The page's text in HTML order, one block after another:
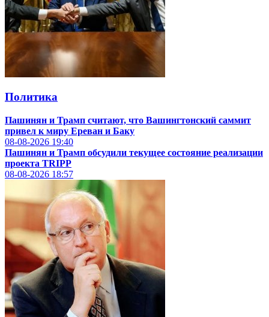
Политика
Пашинян и Трамп считают, что Вашингтонский саммит
привел к миру Ереван и Баку
08-08-2026 19:40
Пашинян и Трамп обсудили текущее состояние реализации
проекта TRIPP
08-08-2026 18:57